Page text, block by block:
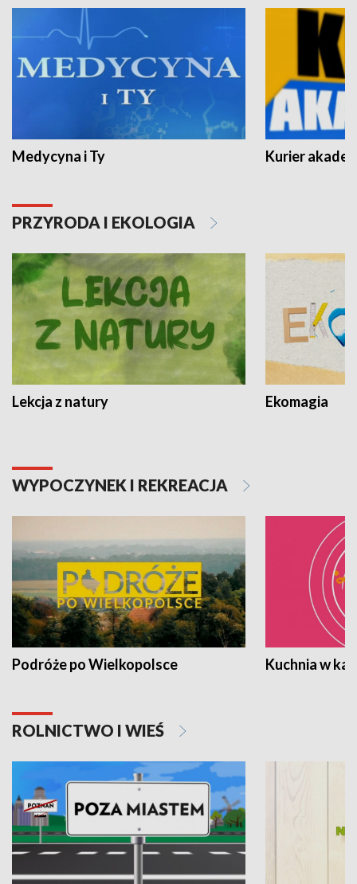
Medycyna i Ty Kurier
PRZYRODA I EKOLOGIA
Lekcja z natury Ekomagia
WYPOCZYNEK I REKREACJA
Podróże po Wielkopolsce Kuchnia w
ROLNICTWO I WIEŚ